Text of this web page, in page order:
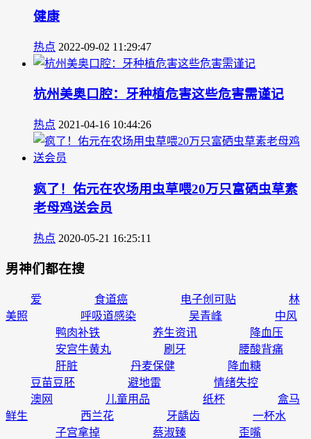
健康
热点 2022-09-02 11:29:47
杭州美奥口腔：牙种植危害这些危害需谨记
热点 2021-04-16 10:44:26
疯了！佑元在农场用虫草喂20万只富硒虫草素
老母鸡送会员
热点 2020-05-21 16:25:11
男神们都在搜
爱 食道癌 电子创可贴
林
美照
呼吸道感染 吴青峰
中风
鸭肉补铁
养生资讯
降血压
安宫牛黄丸
刷牙
腰酸背痛
肝脏
丹麦保健
降血糖
豆苗豆胚
避地雷
情绪失控
澳网
儿童用品 纸杯
盒马
鲜生
西兰花 牙龋齿
一杯水
子宫拿掉
蔡淑臻
歪嘴